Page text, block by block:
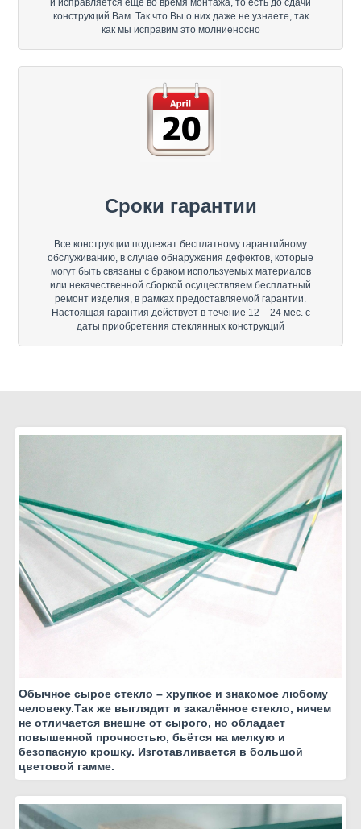
конструкций Вам. Так что Вы о них даже не узнаете, так
как мы исправим это молниеносно
Сроки гарантии
Все конструкции подлежат бесплатному гарантийному
обслуживанию, в случае обнаружения дефектов, которые
могут быть связаны с браком используемых материалов
или некачественной сборкой осуществляем бесплатный
ремонт изделия, в рамках предоставляемой гарантии.
Настоящая гарантия действует в течение 12 – 24 мес. с
даты приобретения стеклянных конструкций
Обычное сырое стекло – хрупкое и знакомое любому
человеку.Так же выглядит и закалённое стекло, ничем
не отличается внешне от сырого, но обладает
повышенной прочностью, бьётся на мелкую и
безопасную крошку. Изготавливается в большой
цветовой гамме.